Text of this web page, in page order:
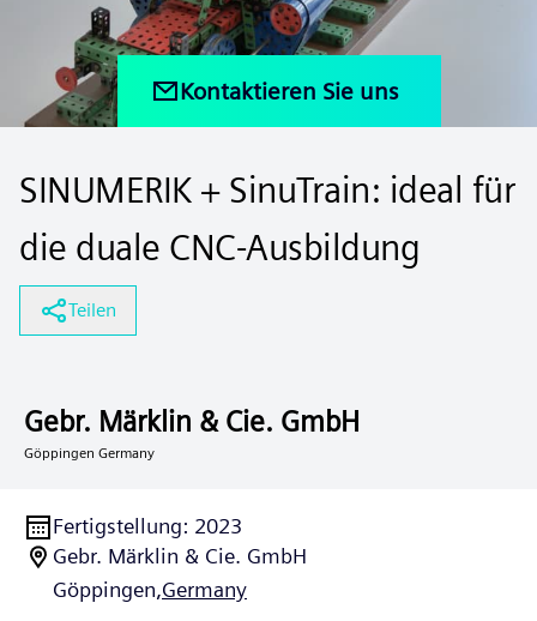
Kontaktieren Sie uns
SINUMERIK + SinuTrain: ideal für
die duale CNC-Ausbildung
Teilen
Gebr. Märklin & Cie. GmbH
Göppingen Germany
Fertigstellung: 2023
Gebr. Märklin & Cie. GmbH
Göppingen,Germany